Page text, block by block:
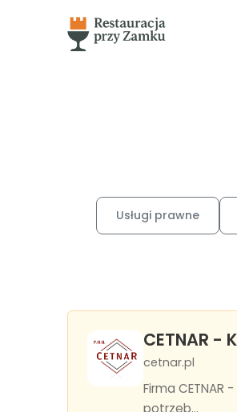
Usługi prawne
CETNAR -
cetnar.pl
Firma
potrzeb...